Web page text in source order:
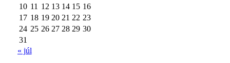
10 11 12 13 14 15 16
17 18 19 20 21 22 23
24 25 26 27 28 29 30
31
« júl